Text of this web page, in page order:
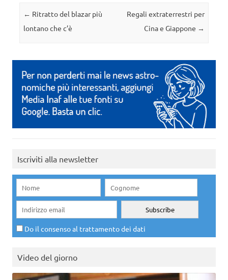
Navigazione articolo
← Ritratto del blazar più
lontano che c’è
Regali extraterrestri per
Cina e Giappone →
Iscriviti alla newsletter
Do il consenso al trattamento dei dati
Video del giorno